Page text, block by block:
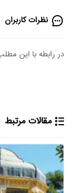
نظرات کاربران
در رابطه با این
مقالات مرتبط